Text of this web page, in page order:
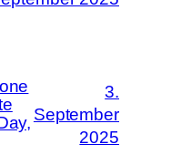
3.
September
2025